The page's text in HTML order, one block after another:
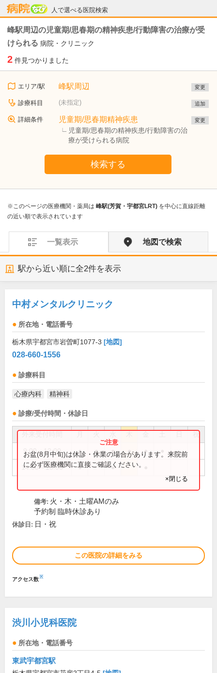
人で選べる医院検索
病院なび
峰駅周辺の児童期/思春期の精神疾患/行動障害の治療が受
けられる 病院・クリニック
2 件見つかりました
エリア/駅 峰駅周辺 変更
診療科目 (未指定) 追加
詳細条件 児童期/思春期精神疾患
児童期/思春期の精神疾患/行動障害の治
療が受けられる病院
変更
検索する
※このページの医療機関・薬局は 峰駅(芳賀・宇都宮LRT) を中心に直線距離
の近い順で表示されています
一覧表示 地図で検索
駅から近い順に全2件を表示
中村メンタルクリニック
所在地・電話番号
栃木県宇都宮市岩曽町1077-3 [地図]
028-660-1556
診療科目
心療内科 精神科
診療/受付時間・休診日
祝
9:00～12:00 ● ● ● ● ●
14:00～18:00 ● ●
お盆(8月中旬)は休診・休業の場合があります。来院前
に必ず医療機関に直接ご確認ください。
×閉じる
備考: 火・木・土曜AMのみ
予約制 臨時休診あり
休診日: 日・祝
この医院の詳細をみる
アクセス数※
渋川小児科医院
所在地・電話番号
東武宇都宮駅